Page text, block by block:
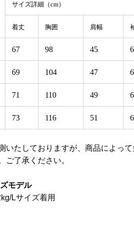
サイズ詳細（cm）
着丈 胸囲 肩幅
67 98 45
69 104 47
71 110 49
73 116 51
いたしておりますが、商品によって
ご了承ください。
モデル
Lサイズ着用